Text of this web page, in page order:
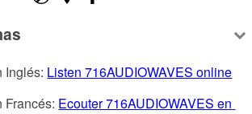
Inglés: Listen 716AUDIOWAVES online
Francés: Ecouter 716AUDIOWAVES en